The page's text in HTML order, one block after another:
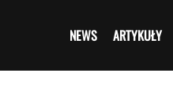
NEWS ARTYKUŁY